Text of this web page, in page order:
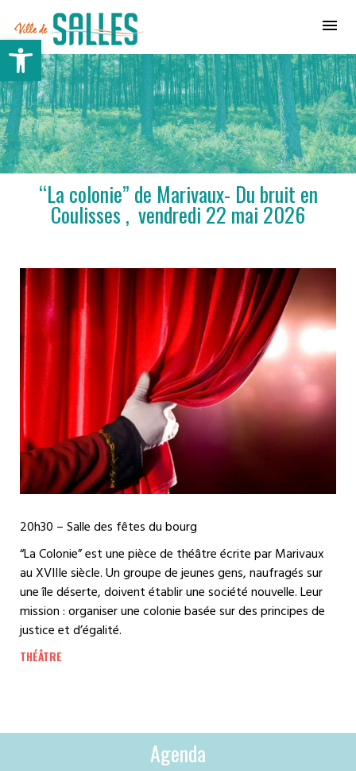
Ouvrir la barre d’outils
“La colonie” de Marivaux- Du bruit en
Coulisses , vendredi 22 mai 2026
20h30 – Salle des fêtes du bourg
“La Colonie” est une pièce de théâtre écrite par Marivaux
au XVIIIe siècle. Un groupe de jeunes gens, naufragés sur
une île déserte, doivent établir une société nouvelle. Leur
mission : organiser une colonie basée sur des principes de
justice et d’égalité.
THÉÂTRE
Agenda